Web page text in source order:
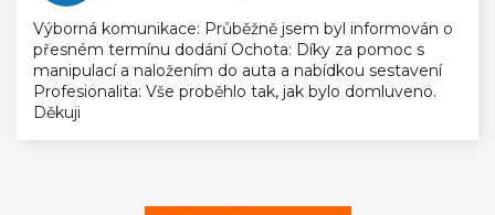
Výborná komunikace: Průběžně jsem byl informován o
přesném termínu dodání Ochota: Díky za pomoc s
manipulací a naložením do auta a nabídkou sestavení
Profesionalita: Vše proběhlo tak, jak bylo domluveno.
Děkuji